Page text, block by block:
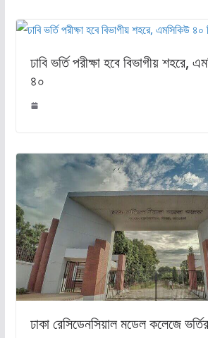
ঢাবি ভর্তি পরীক্ষা হবে বিভাগীয় শহরে,
৪০
ঢাকা রেসিডেনসিয়াল মডেল কলেজে